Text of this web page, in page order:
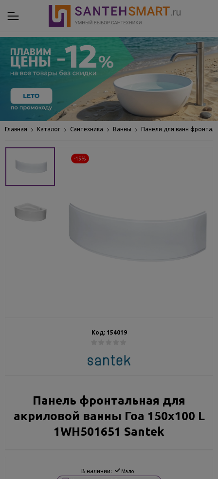
Главная Каталог Сантехника Ванны Панели для ванн
-15%
Код: 154019
Панель фронтальная для
акриловой ванны Гоа 150х100 L
1WH501651 Santek
В наличии: Мало